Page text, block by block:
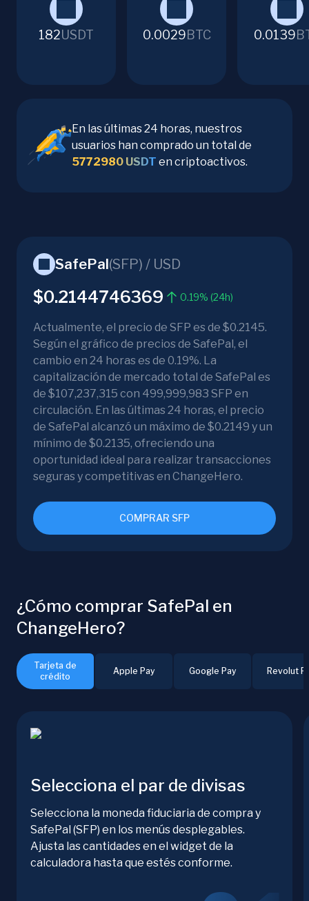
182USDT 0.0029BTC 0.0139
En las últimas 24 horas, nuestros
usuarios han comprado un total de
5772980 USDT en criptoactivos.
SafePal(SFP) / USD
$0.2144746369 0.19% (24h)
Actualmente, el precio de SFP es de $0.2145.
Según el gráfico de precios de SafePal, el
cambio en 24 horas es de 0.19%. La
capitalización de mercado total de SafePal es
de $107,237,315 con 499,999,983 SFP en
circulación. En las últimas 24 horas, el precio
de SafePal alcanzó un máximo de $0.2149 y un
mínimo de $0.2135, ofreciendo una
oportunidad ideal para realizar transacciones
seguras y competitivas en ChangeHero.
COMPRAR SFP
¿Cómo comprar SafePal en
ChangeHero?
Tarjeta de
crédito
Apple Pay Google Pay Revolut
Selecciona el par de divisas
Selecciona la moneda fiduciaria de compra y
SafePal (SFP) en los menús desplegables.
Ajusta las cantidades en el widget de la
calculadora hasta que estés conforme.